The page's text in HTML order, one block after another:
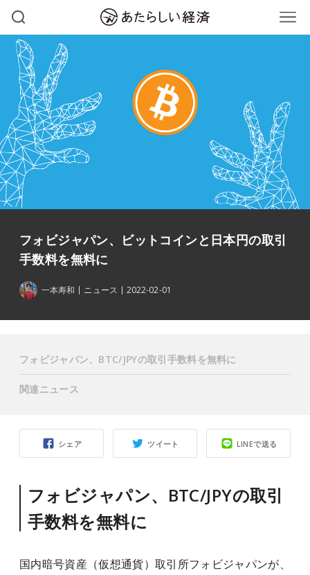
フォビジャパン、ビットコインと日本円の取引
手数料を無料に
一本寿和 ニュース 2022-02-01
シェア ツイート LINEで送る
フォビジャパン、BTC/JPYの取引
手数料を無料に
国内暗号資産（仮想通貨）取引所フォビジャパンが、
フォビジャパン、BTC/JPYの取引手数料を無料に
関連ニュース